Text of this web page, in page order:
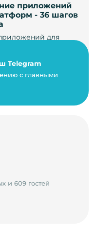
приложений
- 36 шагов
для
Telegram
с главными
и 609 гостей